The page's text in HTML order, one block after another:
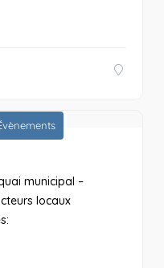
municipal –
locaux